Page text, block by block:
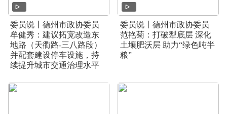
委员说丨德州市政协委员
牟健秀：建议拓宽改造东
地路（天衢路-三八路段）
并配套建设停车设施，持
续提升城市交通治理水平
委员说丨德州市政协委员
范艳菊：打破犁底层 深化
土壤肥沃层 助力“绿色吨半
粮”